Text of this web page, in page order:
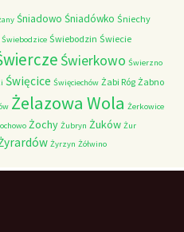
Śniadowo Śniadówko Śniechy
Świebodzice Świebodzin Świecie
Świerkowo Świerzno
Święcice Święciechów Żabi Róg Żabno
Żelazowa Wola Żerkowice
Żochy Żubryn Żuków Żur
Żyrzyn Żółwino